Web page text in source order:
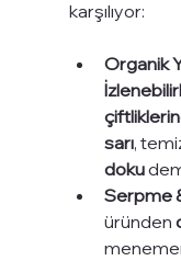
karşılıyor:
Organik
sarı,
doku
Serpme
üründen